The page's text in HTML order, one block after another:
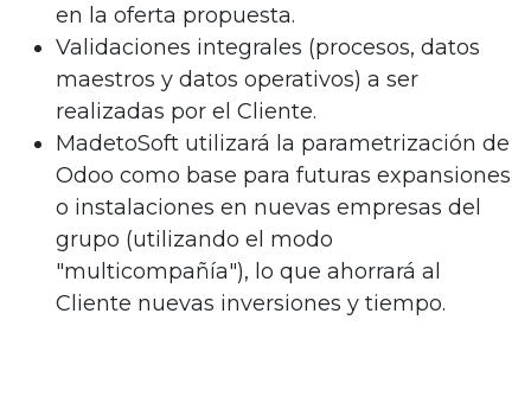
en la oferta propuesta.
Validaciones integrales (procesos, datos
maestros y datos operativos) a ser
realizadas por el Cliente.
MadetoSoft utilizará la parametrización de
Odoo como base para futuras expansiones
o instalaciones en nuevas empresas del
grupo (utilizando el modo
"multicompañía"), lo que ahorrará al
Cliente nuevas inversiones y tiempo.